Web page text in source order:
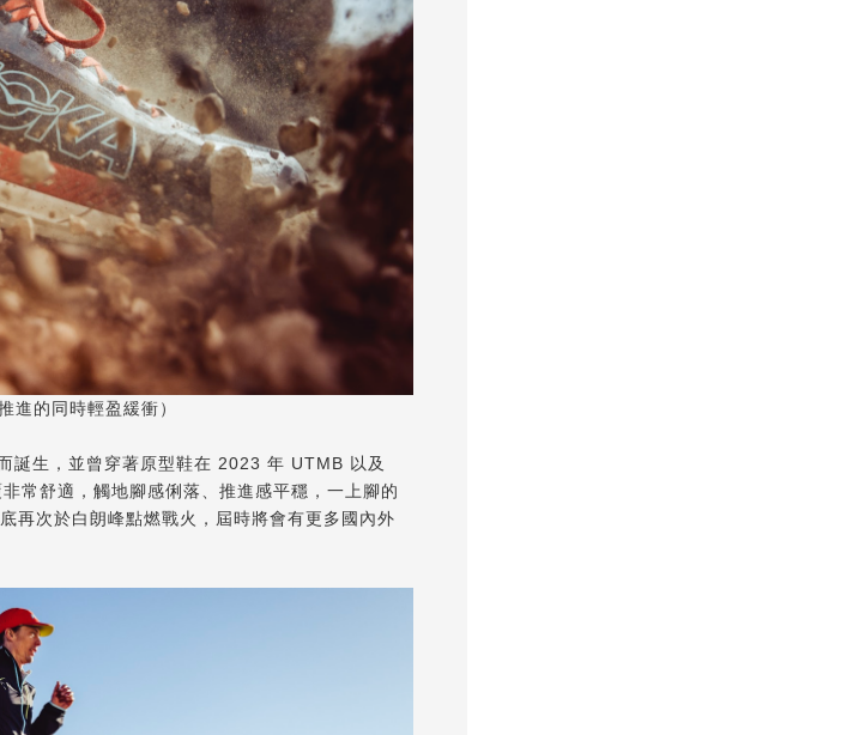
進的同時輕盈緩衝）
生，並曾穿著原型鞋在 2023 年 UTMB 以及
常舒適，觸地腳感俐落、推進感平穩，一上腳的
再次於白朗峰點燃戰火，屆時將會有更多國內外